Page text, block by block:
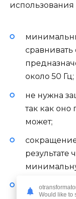
около 50 Гц;
не нужна
так как оно
может;
результате
изменение
Would like to